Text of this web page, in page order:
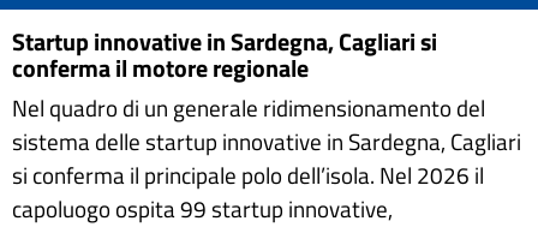
Startup innovative in Sardegna, Cagliari si
conferma il motore regionale
Nel quadro di un generale ridimensionamento del
sistema delle startup innovative in Sardegna, Cagliari
si conferma il principale polo dell’isola. Nel 2026 il
capoluogo ospita 99 startup innovative,